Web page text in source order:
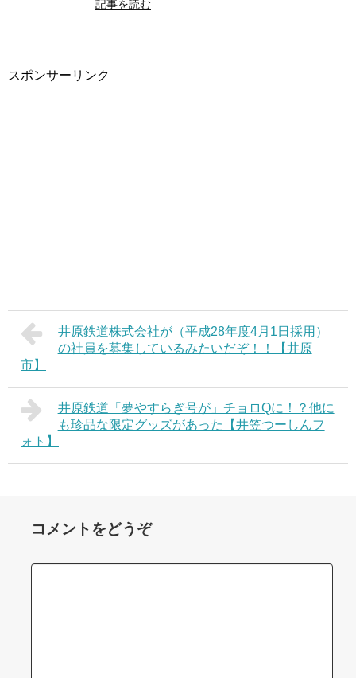
記事を読む
スポンサーリンク
井原鉄道株式会社が（平成28年度4月1日採用）
の社員を募集しているみたいだぞ！！【井原
市】
井原鉄道「夢やすらぎ号が」チョロQに！？他に
も珍品な限定グッズがあった【井笠つーしんフ
ォト】
コメントをどうぞ